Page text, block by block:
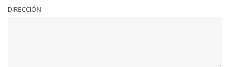
DIRECCIÓN